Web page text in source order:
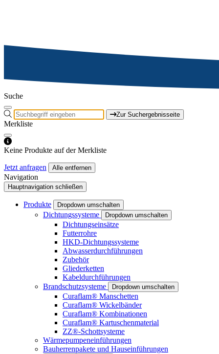
Suche
Zur Suchergebnisseite
Merkliste
Keine Produkte auf der Merkliste
Jetzt anfragen Alle entfernen
Navigation
Hauptnavigation schließen
Produkte Dropdown umschalten
Dichtungssysteme Dropdown umschalten
Dichtungseinsätze
Futterrohre
HKD-Dichtungssysteme
Abwasserdurchführungen
Zubehör
Gliederketten
Kabeldurchführungen
Brandschutzsysteme
Dropdown umschalten
Curaflam® Manschetten
Curaflam® Wickelbänder
Curaflam® Kombinationen
Curaflam® Kartuschenmaterial
ZZ®-Schottsysteme
Wärmepumpeneinführungen
Bauherrenpakete und Hauseinführungen